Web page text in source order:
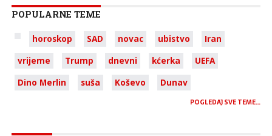
POPULARNE TEME
horoskop SAD novac ubistvo
Iran
vrijeme
Trump dnevni kćerka
UEFA
Dino Merlin
suša Koševo Dunav
POGLEDAJ SVE TEME…